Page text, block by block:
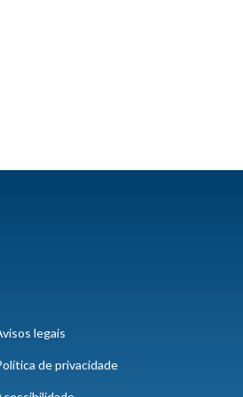
legais
de privacidade